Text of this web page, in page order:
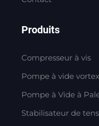
Produits
Compresseur à vis
Pompe à vide vortex
Pompe à Vide à
Stabilisateur de